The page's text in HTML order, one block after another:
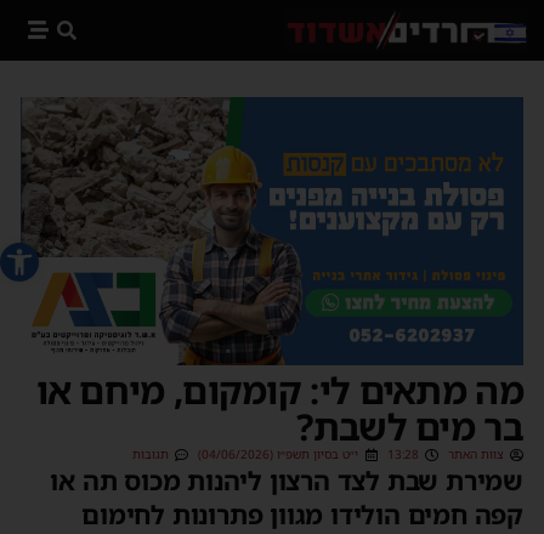
פתח
מה מתאים לי: קומקום, מיחם או
בר מים לשבת?
צוות האתר 13:28 י״ט בסיון תשפ״ו (04/06/2026) תגובות
שמירת שבת לצד הרצון ליהנות מכוס תה או
קפה חמים הולידו מגוון פתרונות לחימום